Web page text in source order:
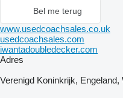
Bel me terug
www.usedcoachsales.co.uk
usedcoachsales.com
iwantadoubledecker.com
Adres
Verenigd Koninkrijk, Engeland,